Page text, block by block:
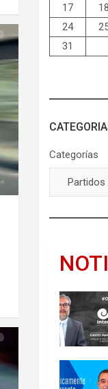
17
18
24
31
Categorías